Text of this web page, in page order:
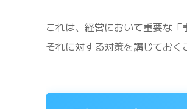
これは、経営において重要な「
それに対する対策を講じておく